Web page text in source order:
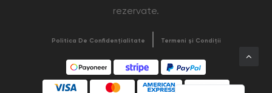
rezervate.
Politica De Confidențialitate Termeni și Condiții